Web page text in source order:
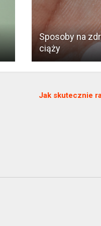
Sposoby na
ciąży
Jak skutecznie